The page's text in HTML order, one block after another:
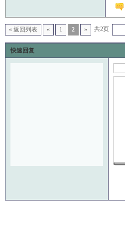
« 返回列表 « 1 2 » 共2页
快速回复